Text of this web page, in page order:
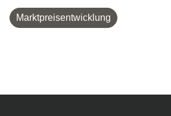
Marktpreisentwicklung